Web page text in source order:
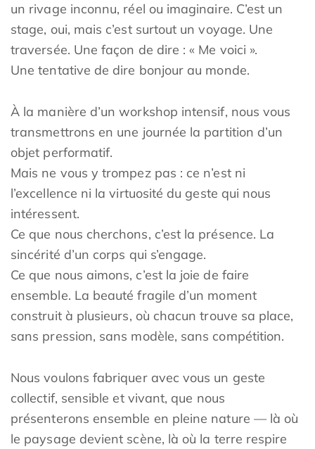
un rivage inconnu, réel ou imaginaire. C’est un
stage, oui, mais c’est surtout un voyage. Une
traversée. Une façon de dire : « Me voici ».
Une tentative de dire bonjour au monde.
À la manière d’un workshop intensif, nous vous
transmettrons en une journée la partition d’un
objet performatif.
Mais ne vous y trompez pas : ce n’est ni
l’excellence ni la virtuosité du geste qui nous
intéressent.
Ce que nous cherchons, c’est la présence. La
sincérité d’un corps qui s’engage.
Ce que nous aimons, c’est la joie de faire
ensemble. La beauté fragile d’un moment
construit à plusieurs, où chacun trouve sa place,
sans pression, sans modèle, sans compétition.
Nous voulons fabriquer avec vous un geste
collectif, sensible et vivant, que nous
présenterons ensemble en pleine nature — là où
le paysage devient scène, là où la terre respire